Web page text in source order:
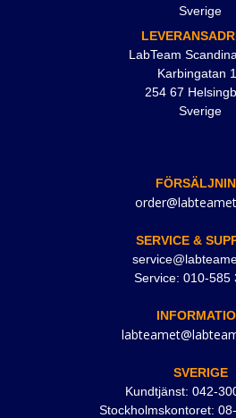
Sverige
LabTeam
Karbingatan
254 67
Sverige
SERVICE &
Service: 010-585
SVERIGE
Kundtjänst: 042-
Stockholmskontoret: